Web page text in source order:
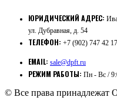
ЮРИДИЧЕСКИЙ АДРЕС:
ул. Дубравная, д. 54
ТЕЛЕФОН: +7 (902) 747 42 17
EMAIL: sale@dpft.ru
РЕЖИМ РАБОТЫ: Пн - Вс /
© Все права